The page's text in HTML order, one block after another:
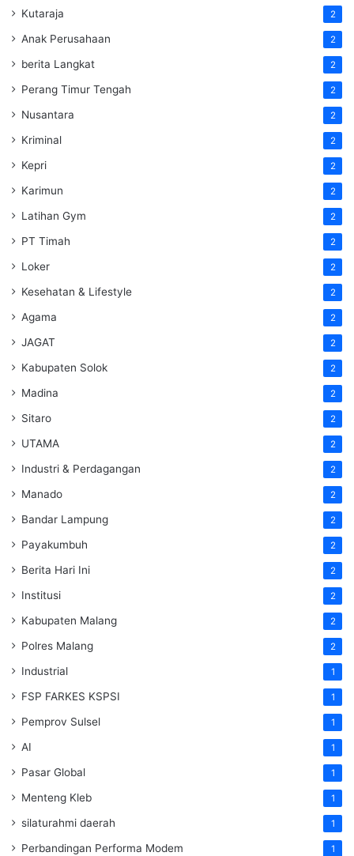
Kutaraja 2
Anak Perusahaan 2
berita Langkat 2
Perang Timur Tengah 2
Nusantara 2
Kriminal 2
Kepri 2
Karimun 2
Latihan Gym 2
PT Timah 2
Loker 2
Kesehatan & Lifestyle 2
Agama 2
JAGAT 2
Kabupaten Solok 2
Madina 2
Sitaro 2
UTAMA 2
Industri & Perdagangan 2
Manado 2
Bandar Lampung 2
Payakumbuh 2
Berita Hari Ini 2
Institusi 2
Kabupaten Malang 2
Polres Malang 2
Industrial 1
FSP FARKES KSPSI 1
Pemprov Sulsel 1
AI 1
Pasar Global 1
Menteng Kleb 1
silaturahmi daerah 1
Perbandingan Performa Modem 1